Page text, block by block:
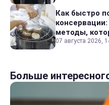
Как быстро
методы,
07 августа 2026,
Больше